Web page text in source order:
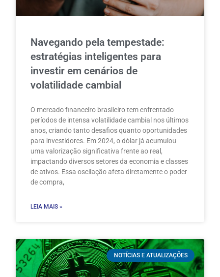
Navegando pela tempestade:
estratégias inteligentes para
investir em cenários de
volatilidade cambial
O mercado financeiro brasileiro tem enfrentado
períodos de intensa volatilidade cambial nos últimos
anos, criando tanto desafios quanto oportunidades
para investidores. Em 2024, o dólar já acumulou
uma valorização significativa frente ao real,
impactando diversos setores da economia e classes
de ativos. Essa oscilação afeta diretamente o poder
de compra,
LEIA MAIS »
NOTÍCIAS E ATUALIZAÇÕES